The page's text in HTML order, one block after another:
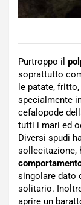
Purtroppo il
soprattutto
le patate,
specialmente
cefalopode
tutti i mari ed
Diversi spudi
sollecitazione,
singolare dato
solitario.
aprire un